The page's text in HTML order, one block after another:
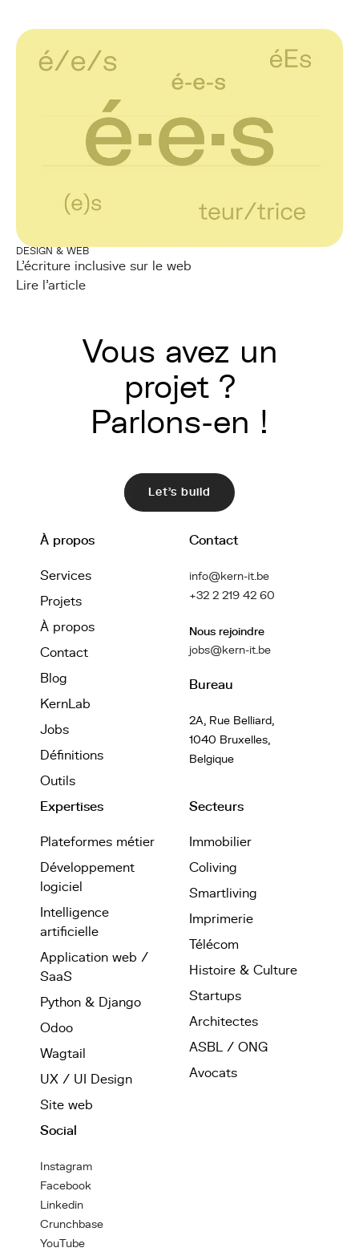
DESIGN & WEB
L'écriture inclusive sur le web
Lire l'article
Vous avez un
projet ?
Parlons-en !
Let's build
À propos
Services
Projets
À propos
Contact
Blog
KernLab
Jobs
Définitions
Outils
Contact
info@kern-it.be
+32 2 219 42 60
Nous rejoindre
jobs@kern-it.be
Bureau
2A, Rue Belliard,
1040 Bruxelles,
Belgique
Expertises
Plateformes métier
Développement
logiciel
Intelligence
artificielle
Application web /
SaaS
Python & Django
Odoo
Wagtail
UX / UI Design
Site web
Secteurs
Immobilier
Coliving
Smartliving
Imprimerie
Télécom
Histoire & Culture
Startups
Architectes
ASBL / ONG
Avocats
Social
Instagram
Facebook
Linkedin
Crunchbase
YouTube